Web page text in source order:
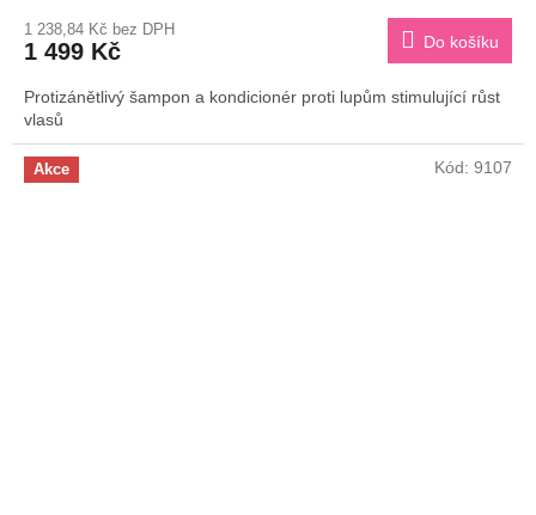
produktu
je
z
5
hvězdiček.
1 238,84 Kč bez DPH
1 499 Kč Do košíku
Protizánětlivý šampon a kondicionér proti lupům stimulující růst
vlasů
Akce Kód: 9107